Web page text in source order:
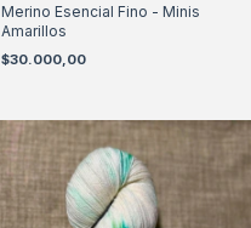
Merino Esencial Fino - Minis
Amarillos
$30.000,00